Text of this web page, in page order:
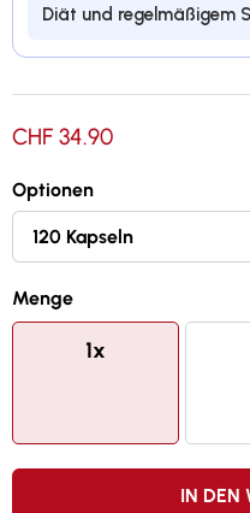
Diät und regelmäßigem
1324 mg Carnitin
100% Carnipure,
1300mg L-Carnitin-
Ideale Ergänzung
CHF 34.90
Optionen
Menge
1x
IN DEN